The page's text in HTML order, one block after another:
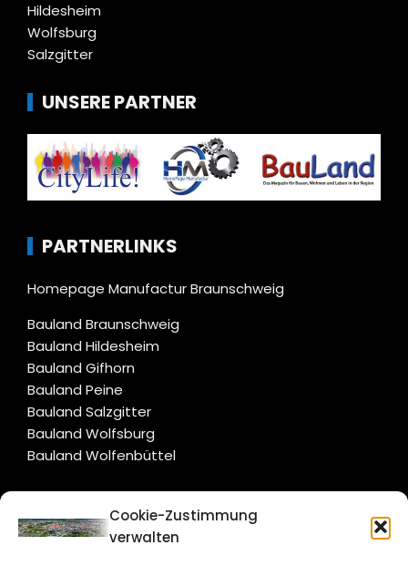
Cookie-Zustimmung
verwalten
Hildesheim
Wolfsburg
Salzgitter
UNSERE PARTNER
PARTNERLINKS
Homepage Manufactur Braunschweig
Bauland Braunschweig
Bauland Hildesheim
Bauland Gifhorn
Bauland Peine
Bauland Salzgitter
Bauland Wolfsburg
Bauland Wolfenbüttel
CITYLIFE!